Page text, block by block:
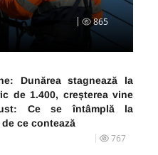
865
Dunărea stagnează la
de 1.400, creșterea vine
Ce se întâmplă la
ce contează
767